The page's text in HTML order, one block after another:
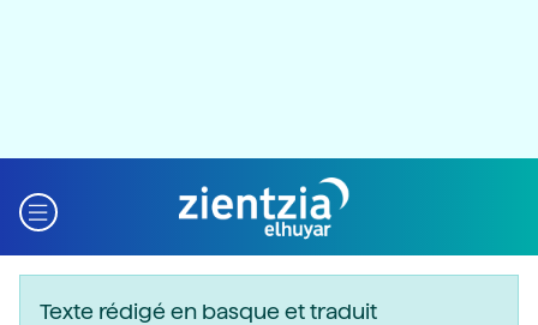
Texte rédigé en basque et traduit